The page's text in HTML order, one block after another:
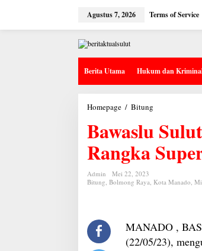
Agustus 7, 2026 Terms of Service
Berita Utama Hukum dan
Homepage / Bitung
Terima
Gakkumdu
RI
dalam
Rangka
Bawaslu
Rangka
Admin
Mei 22, 2023
Bitung, Bolmong Raya, Kota Manado,
MANADO , BAS
(22/05/23),